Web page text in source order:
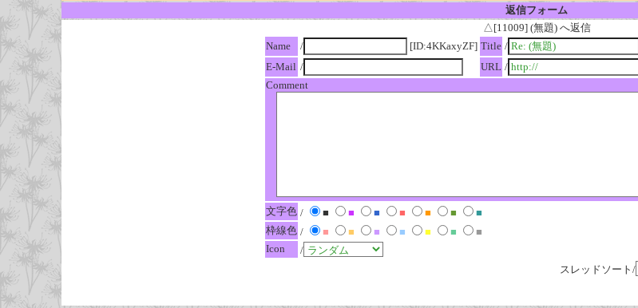
返信フォーム
△[11009] (無題) へ返信
Name
/ [ID:4KKaxyZF] Title /
E-Mail / URL /
Comment
文字色 / ■ ■ ■ ■ ■ ■
■
枠線色 / ■ ■ ■ ■ ■ ■
■
Icon
/
スレッドソート/